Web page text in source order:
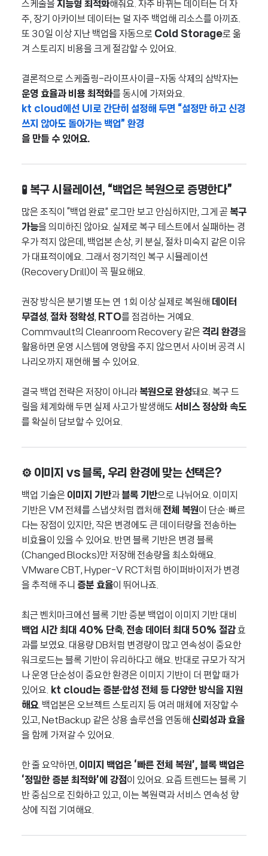
스케줄을 지능형 최적화해줘요. 자주 바뀌는 데이터는 더 자
주, 장기 아카이브 데이터는 덜 자주 백업해 리소스를 아끼죠.
또 30일 이상 지난 백업을 자동으로 Cold Storage로 옮
겨 스토리지 비용을 크게 절감할 수 있어요.
결론적으로 스케줄링–라이프사이클–자동 삭제의 삼박자는
운영 효율과 비용 최적화를 동시에 가져와요.
kt cloud에선 UI로 간단히 설정해 두면 “설정만 하고 신경
쓰지 않아도 돌아가는 백업” 환경
을 만들 수 있어요.
🧪 복구 시뮬레이션, “백업은 복원으로 증명한다”
많은 조직이 “백업 완료” 로그만 보고 안심하지만, 그게 곧 복구
가능을 의미하진 않아요. 실제로 복구 테스트에서 실패하는 경
우가 적지 않은데, 백업본 손상, 키 분실, 절차 미숙지 같은 이유
가 대표적이에요. 그래서 정기적인 복구 시뮬레이션
(Recovery Drill)이 꼭 필요해요.
권장 방식은 분기별 또는 연 1회 이상 실제로 복원해 데이터
무결성, 절차 정확성, RTO를 점검하는 거예요.
Commvault의 Cleanroom Recovery 같은 격리 환경을
활용하면 운영 시스템에 영향을 주지 않으면서 사이버 공격 시
나리오까지 재현해 볼 수 있어요.
결국 백업 전략은 저장이 아니라 복원으로 완성돼요. 복구 드
릴을 체계화해 두면 실제 사고가 발생해도 서비스 정상화 속도
를 확실히 담보할 수 있어요.
⚙️ 이미지 vs 블록, 우리 환경에 맞는 선택은?
백업 기술은 이미지 기반과블록 기반으로 나뉘어요. 이미지
기반은 VM 전체를 스냅샷처럼 캡처해 전체 복원이 단순·빠르
다는 장점이 있지만, 작은 변경에도 큰 데이터량을 전송하는
비효율이 있을 수 있어요. 반면 블록 기반은 변경 블록
(Changed Blocks)만 저장해 전송량을 최소화해요.
VMware CBT, Hyper-V RCT처럼 하이퍼바이저가 변경
을 추적해 주니 증분 효율이 뛰어나죠.
최근 벤치마크에선 블록 기반 증분 백업이 이미지 기반 대비
백업 시간 최대 40% 단축, 전송 데이터 최대 50% 절감효
과를 보였요. 대용량 DB처럼 변경량이 많고 연속성이 중요한
워크로드는 블록 기반이 유리하다고 해요. 반대로 규모가 작거
나 운영 단순성이 중요한 환경은 이미지 기반이 더 편할 때가
있어요. kt cloud는 증분·합성 전체 등 다양한 방식을 지원
해요. 백업본은 오브젝트 스토리지 등 여러 매체에 저장할 수
있고, NetBackup 같은 상용 솔루션을 연동해 신뢰성과 효율
을 함께 가져갈 수 있어요.
한 줄 요약하면, 이미지 백업은 ‘빠른 전체 복원’, 블록 백업은
‘정밀한 증분 최적화’에 강점이 있어요. 요즘 트렌드는 블록 기
반 중심으로 진화하고 있고, 이는 복원력과 서비스 연속성 향
상에 직접 기여해요.